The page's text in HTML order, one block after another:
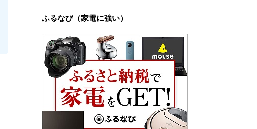
ふるなび（家電に強い）